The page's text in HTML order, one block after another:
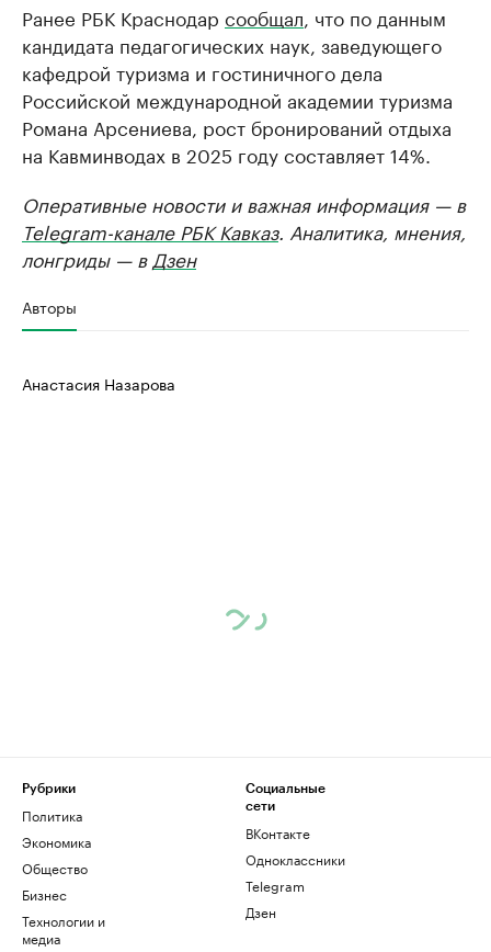
Ранее РБК Краснодар сообщал , что по данным
кандидата педагогических наук, заведующего
кафедрой туризма и гостиничного дела
Российской международной академии туризма
Романа Арсениева, рост бронирований отдыха
на Кавминводах в 2025 году составляет 14%.
Оперативные новости и важная информация — в
Telegram-канале РБК Кавказ. Аналитика, мнения,
лонгриды — в Дзен
Авторы
Анастасия Назарова
Рубрики
Политика
Экономика
Общество
Бизнес
Технологии и
медиа
Социальные
сети
ВКонтакте
Одноклассники
Telegram
Дзен